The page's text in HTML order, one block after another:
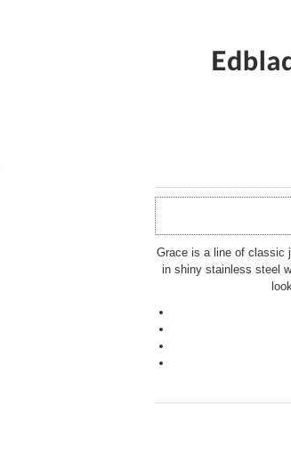
Grace is a line of classic
in shiny stainless steel